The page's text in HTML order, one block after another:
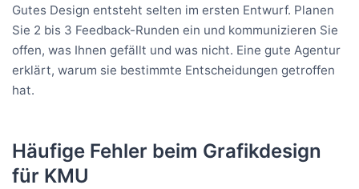
Gutes Design entsteht selten im ersten Entwurf. Planen
Sie 2 bis 3 Feedback-Runden ein und kommunizieren Sie
offen, was Ihnen gefällt und was nicht. Eine gute Agentur
erklärt, warum sie bestimmte Entscheidungen getroffen
hat.
Häufige Fehler beim Grafikdesign
für KMU